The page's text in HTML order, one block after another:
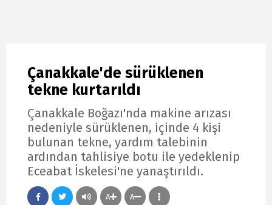
Çanakkale'de sürüklenen
tekne kurtarıldı
Çanakkale Boğazı'nda makine arızası
nedeniyle sürüklenen, içinde 4 kişi
bulunan tekne, yardım talebinin
ardından tahlisiye botu ile yedeklenip
Eceabat İskelesi'ne yanaştırıldı.
A A